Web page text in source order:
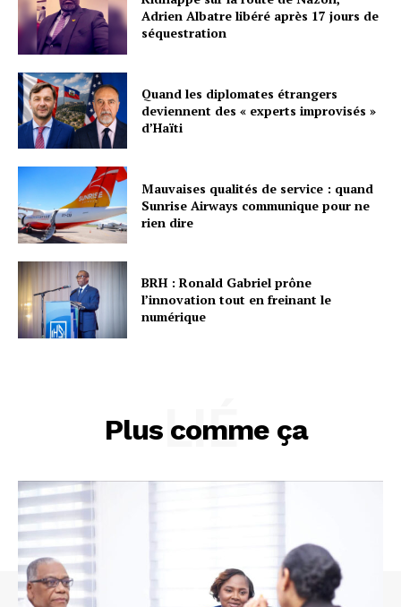
Adrien Albatre libéré après 17 jours de
séquestration
Quand les diplomates étrangers
deviennent des « experts improvisés »
d’Haïti
Mauvaises qualités de service : quand
Sunrise Airways communique pour ne
rien dire
BRH : Ronald Gabriel prône
l’innovation tout en freinant le
numérique
Plus comme ça
LIÉ